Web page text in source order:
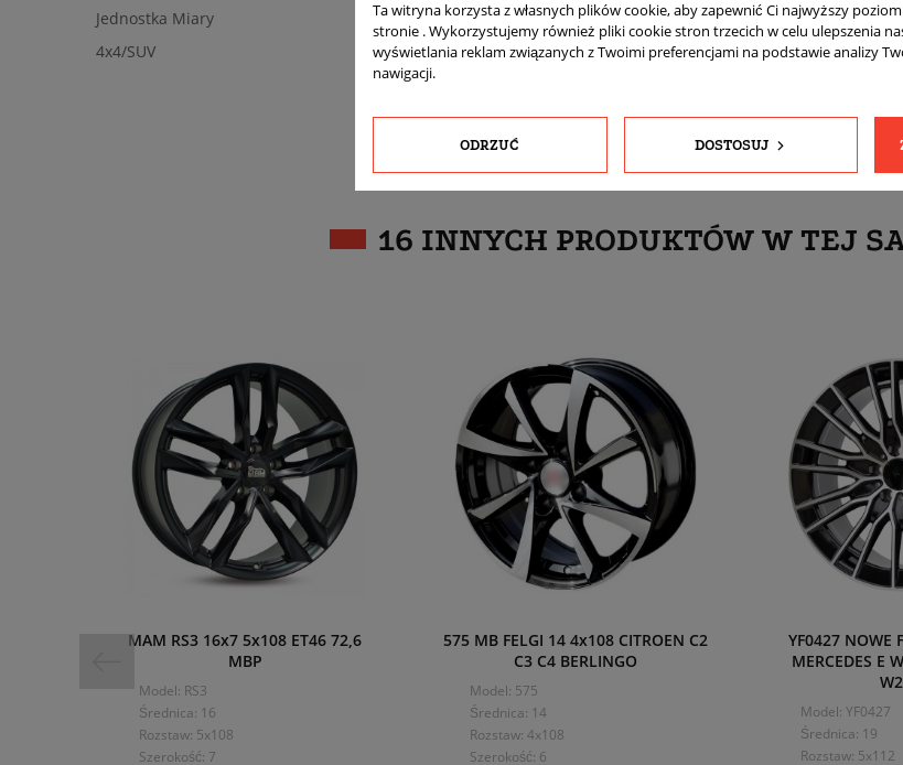
Jednostka Miary
komplet (4 sztuki)
4x4/SUV
Tak
16 INNYCH PRODUKTÓW W TEJ
MAM RS3 16x7 5x108 ET46 72,6
MBP
Model: RS3
Średnica: 16
Rozstaw: 5x108
Szerokość: 7
575 MB FELGI 14 4x108 CITROEN C2
C3 C4 BERLINGO
Model: 575
Średnica: 14
Rozstaw: 4x108
Szerokość: 6
YF0427 NOWE
MERCEDES E
Model: YF0427
Średnica: 19
Rozstaw: 5x112
Ta witryna korzysta z własnych plików cookie, aby zapewnić Ci najwyższy
stronie . Wykorzystujemy również pliki cookie stron trzecich w celu ulepszenia
wyświetlania reklam związanych z Twoimi preferencjami na podstawie analizy
nawigacji.
ODRZUĆ DOSTOSUJ